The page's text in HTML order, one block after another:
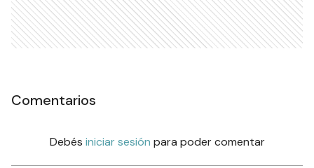
Comentarios
Debés iniciar sesión para poder comentar